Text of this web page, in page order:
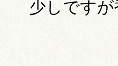
少しです